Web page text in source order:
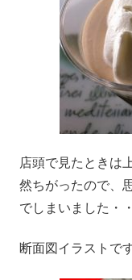
店頭で見たときは
然ちがったので、
でしまいました・
断面図イラストで